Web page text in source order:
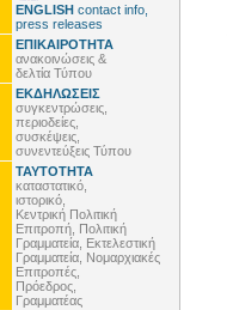
ENGLISH contact info,
press releases
ΕΠΙΚΑΙΡΟΤΗΤΑ
ανακοινώσεις &
δελτία Τύπου
ΕΚΔΗΛΩΣΕΙΣ
συγκεντρώσεις,
περιοδείες,
συσκέψεις,
συνεντεύξεις Τύπου
ΤΑΥΤΟΤΗΤΑ
καταστατικό,
ιστορικό,
Κεντρική Πολιτική
Επιτροπή, Πολιτική
Γραμματεία, Εκτελεστική
Γραμματεία, Νομαρχιακές
Επιτροπές,
Πρόεδρος,
Γραμματέας